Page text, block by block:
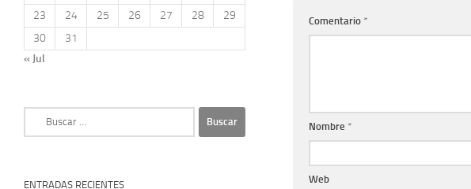
Comentario *
Nombre *
Web
23
24 25 26 27 28
29
30
31
« Jul
ENTRADAS RECIENTES